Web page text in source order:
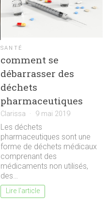
SANTÉ
comment se
débarrasser des
déchets
pharmaceutiques
Clarissa 9 mai 2019
Les déchets
pharmaceutiques sont une
forme de déchets médicaux
comprenant des
médicaments non utilisés,
des…
Lire l'article